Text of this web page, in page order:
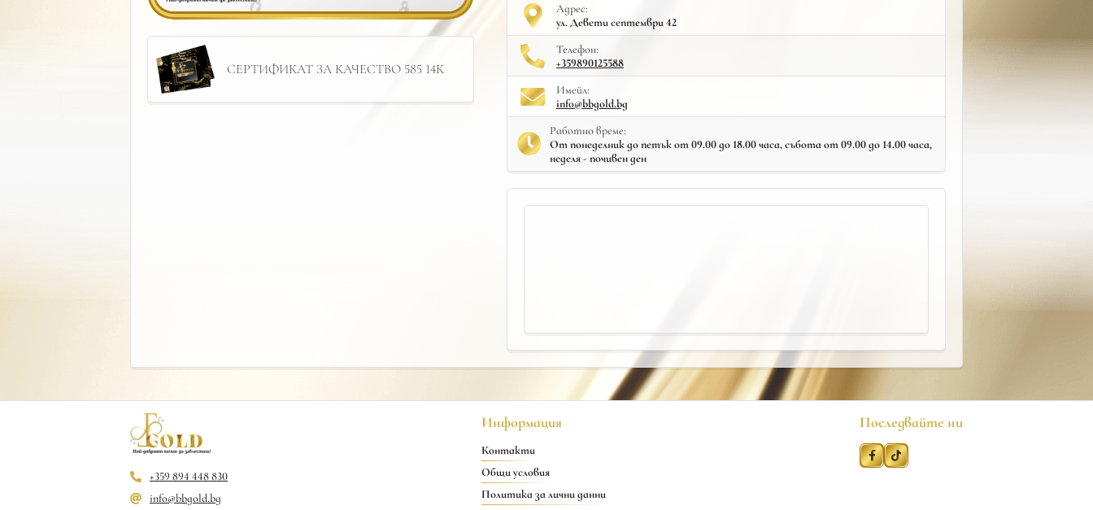
СЕРТИФИКАТ ЗА КАЧЕСТВО 585 14К
Адрес:
ул. Девети септември 42
Телефон:
+359890125588
Имейл:
info@bbgold.bg
Работно време:
От понеделник до петък от 09.00 до 18.00 часа, събота от 09.00 до 14.00 часа,
неделя - почивен ден
+359 894 448 830
info@bbgold.bg
Информация
Контакти
Общи условия
Политика за лични данни
Последвайте ни